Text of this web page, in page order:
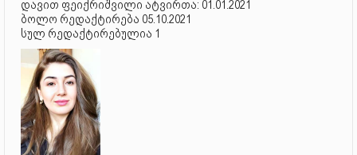
დავით ფეიქრიშვილი ატვირთა: 01.01.2021
ბოლო რედაქტირება 05.10.2021
სულ რედაქტირებულია 1